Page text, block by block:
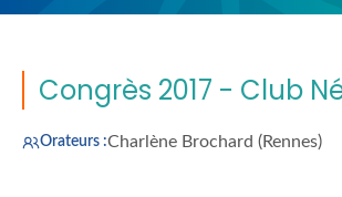
Congrès 2017 - Club
Orateurs :Charlène Brochard (Rennes)